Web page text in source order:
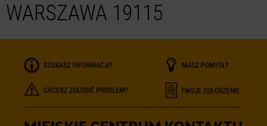
WARSZAWA 19115